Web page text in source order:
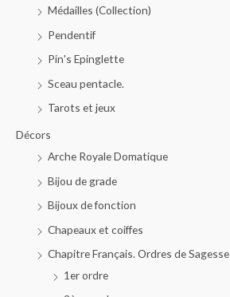
Médailles (Collection)
Pendentif
Pin's Epinglette
Sceau pentacle.
Tarots et jeux
Décors
Arche Royale Domatique
Bijou de grade
Bijoux de fonction
Chapeaux et coiffes
Chapitre Français. Ordres de Sagesse
1er ordre